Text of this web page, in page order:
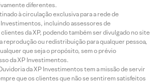
diferentes.
à circulação exclusiva para a rede de
incluindo assessores de
da XP, podendo também ser divulgado no site
reprodução ou redistribuição para qualquer pessoa,
que seja o propósito, sem o prévio
da XP Investimentos.
da XP Investimentos tem a missão de servir
que os clientes que não se sentirem satisfeitos